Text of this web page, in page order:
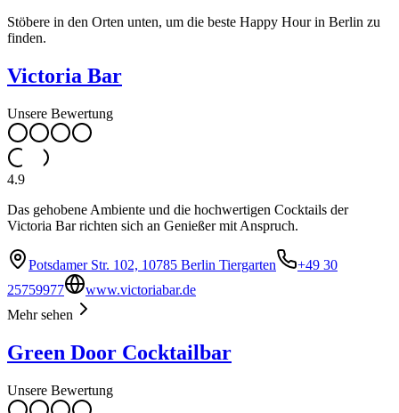
Stöbere in den Orten unten, um die beste Happy Hour in Berlin zu
finden.
Victoria Bar
Unsere Bewertung
4.9
Das gehobene Ambiente und die hochwertigen Cocktails der
Victoria Bar richten sich an Genießer mit Anspruch.
Potsdamer Str. 102, 10785 Berlin Tiergarten
+49 30
25759977
www.victoriabar.de
Mehr sehen
Green Door Cocktailbar
Unsere Bewertung